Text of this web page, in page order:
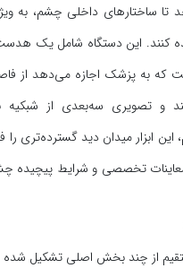
ساختارهای داخلی چشم، به
این دستگاه شامل یک هدست
به پزشک اجازه می‌دهد از
و تصویری سه‌بعدی از شبکیه
این ابزار میدان دید گسترده‌تری
تخصصی و شرایط پیچیده
از چند بخش اصلی تشکیل